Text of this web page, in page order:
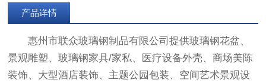
产品详情
惠州市联众玻璃钢制品有限公司提供玻璃钢花盆、
景观雕塑、玻璃钢家具/家私、医疗设备外壳、商场美陈
装饰、大型酒店装饰、主题公园包装、空间艺术景观设